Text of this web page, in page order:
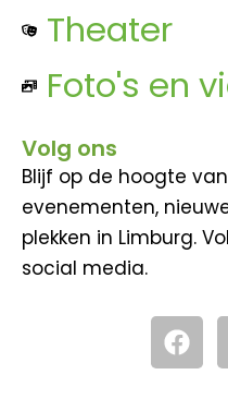
Theater
Foto's en
Volg ons
Blijf op de hoogte
evenementen,
plekken in Limburg.
social media.
F
a
c